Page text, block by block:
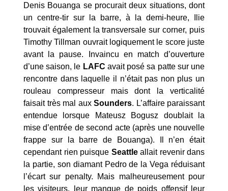
Denis Bouanga se procurait deux situations, dont
un centre-tir sur la barre, à la demi-heure, Ilie
trouvait également la transversale sur corner, puis
Timothy Tillman ouvrait logiquement le score juste
avant la pause. Invaincu en match d’ouverture
d’une saison, le LAFC avait posé sa patte sur une
rencontre dans laquelle il n’était pas non plus un
rouleau compresseur mais dont la verticalité
faisait très mal aux Sounders. L’affaire paraissant
entendue lorsque Mateusz Bogusz doublait la
mise d’entrée de second acte (après une nouvelle
frappe sur la barre de Bouanga). Il n’en était
cependant rien puisque Seattleallait revenir dans
la partie, son diamant Pedro de la Vega réduisant
l’écart sur penalty. Mais malheureusement pour
les visiteurs, leur manque de poids offensif leur